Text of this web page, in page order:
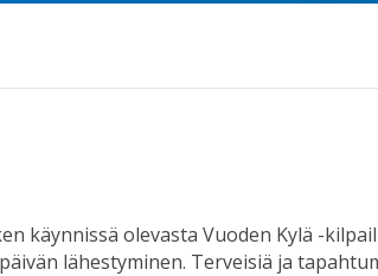
käynnissä olevasta Vuoden Kylä -
lähestyminen. Terveisiä ja